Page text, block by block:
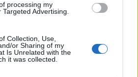
processing my
Advertising.
Collection, Use,
or Sharing of my
Is Unrelated with the
it was collected.